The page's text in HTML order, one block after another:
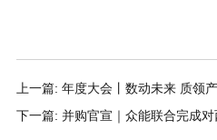
上一篇: 年度大会丨数动未来 质领
满落幕
下一篇: 并购官宣｜众能联合完成